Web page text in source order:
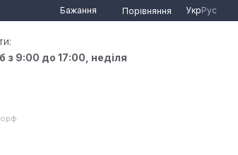
Бажання Порівняння УкрРус
з 9:00 до 17:00, неділя